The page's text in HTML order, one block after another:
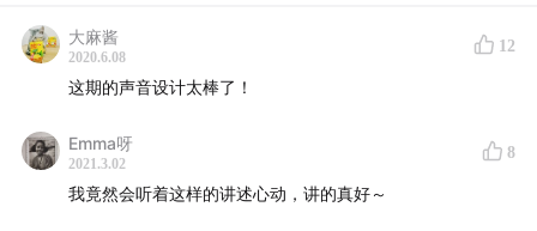
类了。
今天是我们第一次讲述军人的故事，讲述者肖遥是法国外
个偶然的机会，让他去到了柬埔寨排地雷。
大麻酱
2020.6.08
12
这期的声音设计太棒了！
Emma呀
2021.3.02
8
我竟然会听着这样的讲述心动，讲的真好～